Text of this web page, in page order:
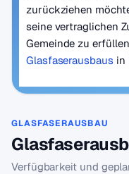
zurückziehen
seine vertraglichen
Gemeinde zu
Glasfaserausbausin
GLASFASERAUSBAU
Verfügbarkeit und